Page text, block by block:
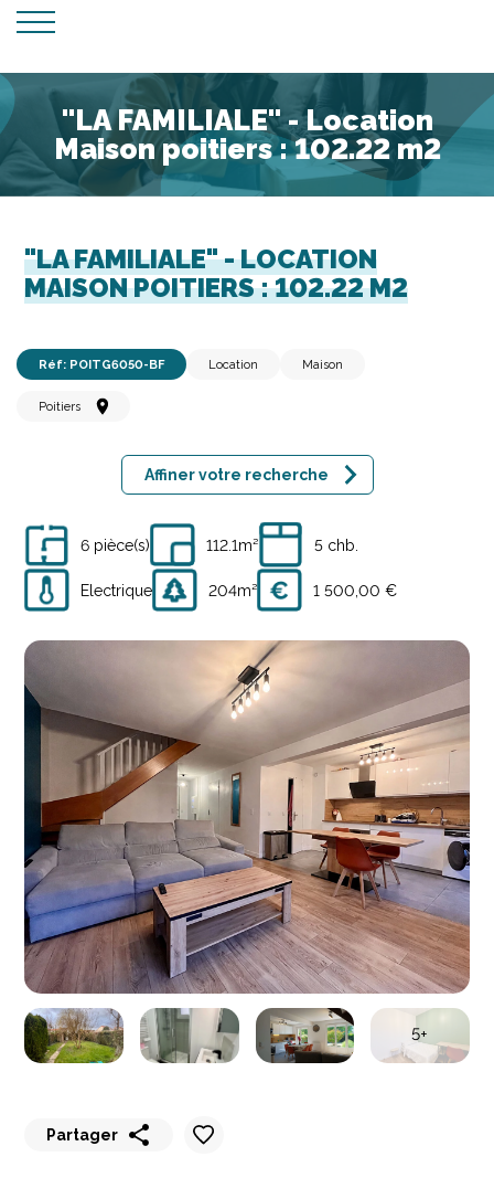
"LA FAMILIALE" - Location
Maison poitiers : 102.22 m2
"LA FAMILIALE" - LOCATION
MAISON POITIERS : 102.22 M2
Réf: POITG6050-BF Location Maison
Poitiers
Affiner votre recherche
6 pièce(s) 112.1m² 5 chb.
Electrique 204m² 1 500,00 €
5+
Partager